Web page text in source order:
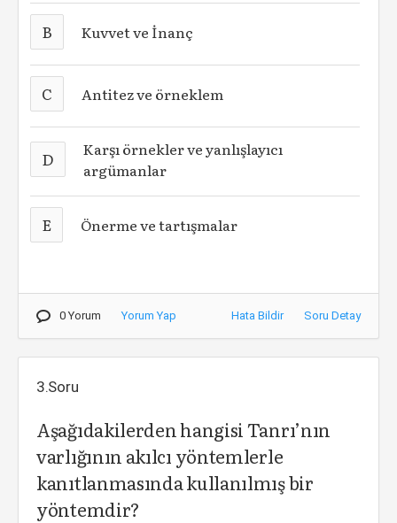
B Kuvvet ve İnanç
C Antitez ve örneklem
D
Karşı örnekler ve yanlışlayıcı
argümanlar
E Önerme ve tartışmalar
0 Yorum Yorum Yap Hata Bildir Soru Detay
3.Soru
Aşağıdakilerden hangisi Tanrı’nın
varlığının akılcı yöntemlerle
kanıtlanmasında kullanılmış bir
yöntemdir?